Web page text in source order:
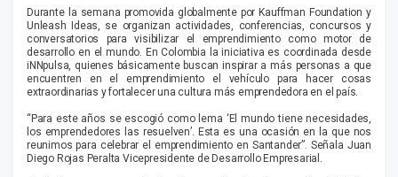
Durante la semana promovida globalmente por Kauffman Foundation y
Unleash Ideas, se organizan actividades, conferencias, concursos y
conversatorios para visibilizar el emprendimiento como motor de
desarrollo en el mundo. En Colombia la iniciativa es coordinada desde
iNNpulsa, quienes básicamente buscan inspirar a más personas a que
encuentren en el emprendimiento el vehículo para hacer cosas
extraordinarias y fortalecer una cultura más emprendedora en el país.
“Para este años se escogió como lema ‘El mundo tiene necesidades,
los emprendedores las resuelven’. Esta es una ocasión en la que nos
reunimos para celebrar el emprendimiento en Santander”. Señala Juan
Diego Rojas Peralta Vicepresidente de Desarrollo Empresarial.